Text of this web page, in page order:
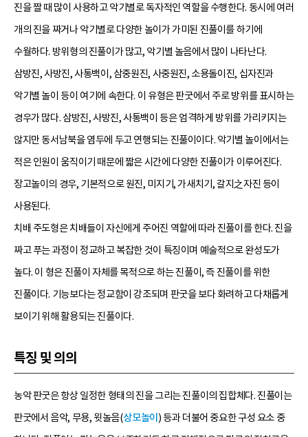
진을 짤 때 많이 사용하고 악기별로 독자적인 역할을 수행한다. 동시에 여러
개의 진을 짜거나 악기별로 다양한 놀이가 가미된 진풀이를 하기에
수월하다. 방위형의 진풀이가 많고, 악기별 놀음에서 많이 나타난다.
삼방진, 사방진, 사통백이, 삼중원진, 사중원진, 소용돌이진, 십자진과
악기별 놀이 등이 여기에 속한다. 이 유형은 판굿에서 주로 방위를 표시하는
경우가 많다. 삼방진, 사방진, 사통백이 등은 엄격하게 방위를 가리키지는
않지만 동서남북을 염두에 두고 연행되는 진풀이이다. 악기별 놀이에서는
적은 인원이 움직이기 때문에 짧은 시간에 다양한 진풀이가 이루어진다.
장고놀이의 경우, 기본적으로 원진, 미지기, 가새치기, 갈지之자진 등이
사용된다.
치배 주도형은 치배들이 자신에게 주어진 역할에 따라 진풀이를 한다. 진을
짜고 푸는 과정이 정교하고 복잡한 것이 특징이며 예술적으로 완성도가
높다. 이 형은 진풀이 자체를 목적으로 하는 진풀이, 즉 진풀이를 위한
진풀이다. 기능보다는 정교함이 강조되며 판굿을 보다 화려하고 다채롭게
보이기 위해 활용되는 진풀이다.
특징 및 의의
농악 판굿은 항상 일정한 형태의 진을 그리는 진풀이의 집합체다. 진풀이는
판굿에서 음악, 무용, 윗놀음(상모놀이 ) 등과 더불어 중요한 구성 요소 중